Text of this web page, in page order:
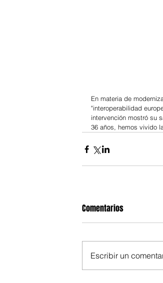
En materia de
"interoperabilidad
intervención mostró su
36 años, hemos vivido
Comentarios
Escribir un